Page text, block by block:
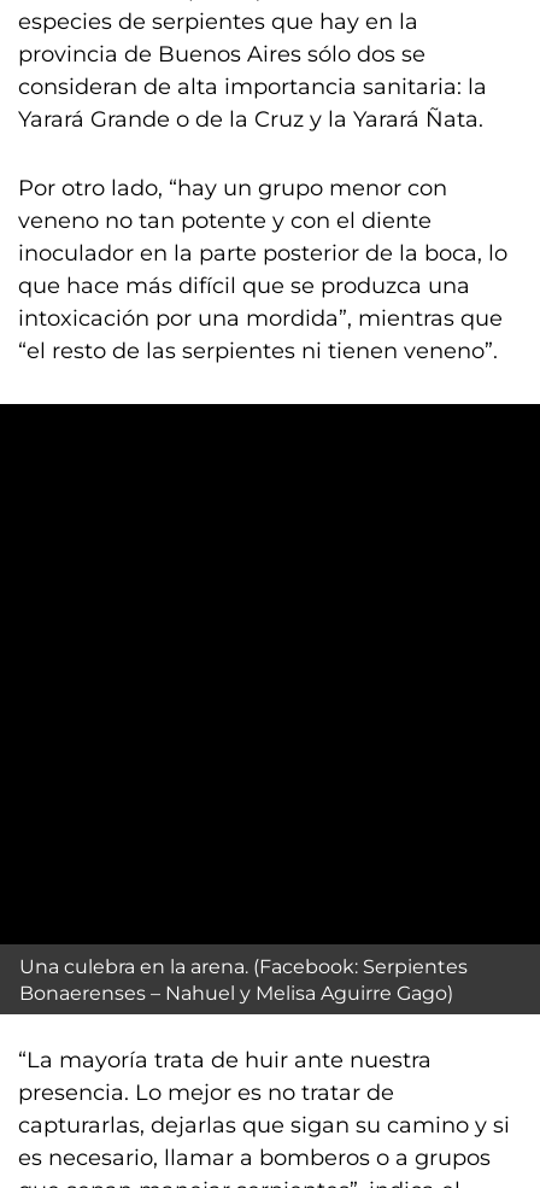
especies de serpientes que hay en la
provincia de Buenos Aires sólo dos se
consideran de alta importancia sanitaria: la
Yarará Grande o de la Cruz y la Yarará Ñata.
Por otro lado, “hay un grupo menor con
veneno no tan potente y con el diente
inoculador en la parte posterior de la boca, lo
que hace más difícil que se produzca una
intoxicación por una mordida”, mientras que
“el resto de las serpientes ni tienen veneno”.
Una culebra en la arena. (Facebook: Serpientes
Bonaerenses – Nahuel y Melisa Aguirre Gago)
“La mayoría trata de huir ante nuestra
presencia. Lo mejor es no tratar de
capturarlas, dejarlas que sigan su camino y si
es necesario, llamar a bomberos o a grupos